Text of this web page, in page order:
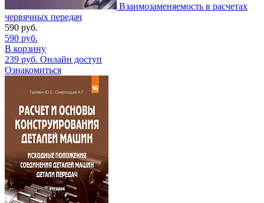
Взаимозаменяемость в расчетах
червячных передач
590 руб.
590 руб.
В корзину
239 руб. Онлайн доступ
Ознакомиться